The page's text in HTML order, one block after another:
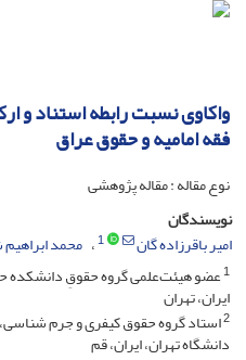
واکاوی نسبت رابطه استناد و
فقه امامیه و حقوق عراق
نوع مقاله : مقاله پژوهشی
نویسندگان
امیر باقرزاده گان
1 محمد
1عضو هیئت‌علمی گروه حقوقِ دانشکده
ایران، تهران
2استاد گروه حقوق کیفری و جرم
دانشگاه تهران، ایران، قم